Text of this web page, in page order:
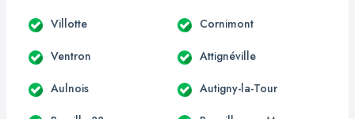
Villotte Cornimont
Ventron Attignéville
Aulnois Autigny-la-Tour